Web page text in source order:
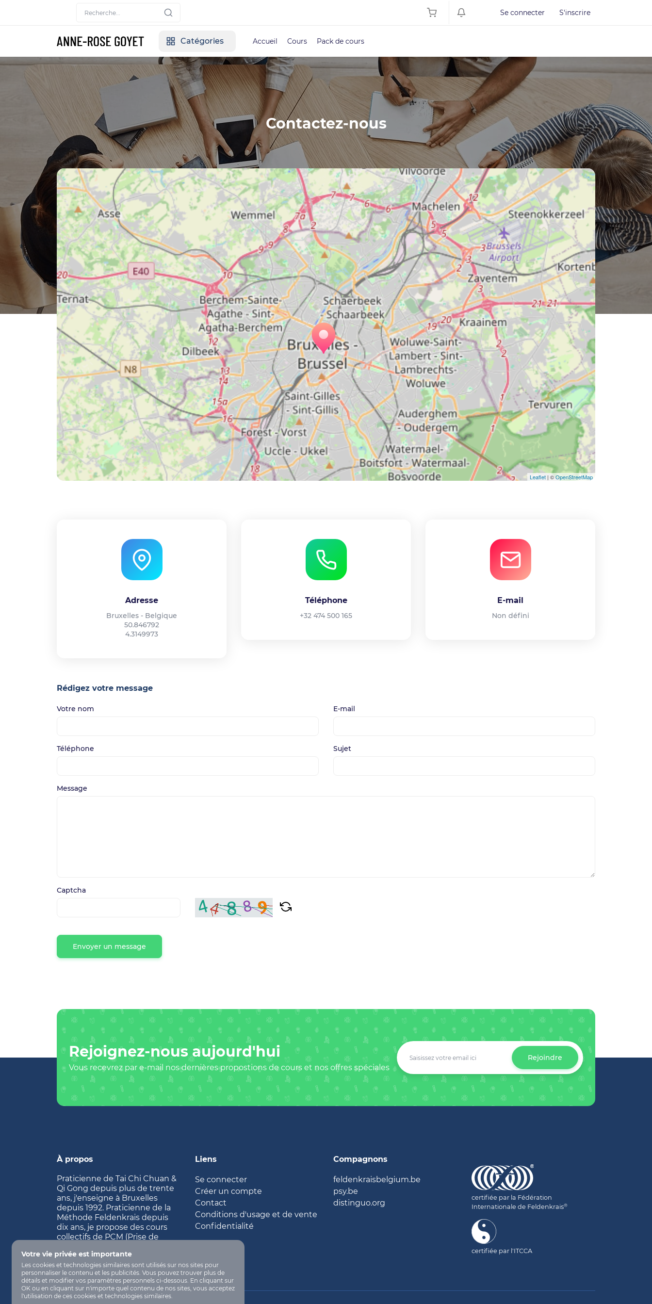
Se connecter S'inscrire
Catégories Accueil Cours Pack de cours
Contactez-nous
Leaflet | ©OpenStreetMap
Adresse
Bruxelles - Belgique
50.846792
4.3149973
Téléphone
+32 474 500 165
E-mail
Non défini
Rédigez votre message
Votre nom E-mail
Téléphone Sujet
Message
Captcha
Envoyer un message
Rejoignez-nous aujourd'hui
Vous recevrez par e-mail nos dernières propostions de cours et nos offres spéciales
Rejoindre
À propos
Praticienne de Tai Chi Chuan &
Qi Gong depuis plus de trente
ans, j'enseigne à Bruxelles
depuis 1992. Praticienne de la
Méthode Feldenkrais depuis
dix ans, je propose des cours
collectifs de PCM (Prise de
et leçons individuelles d'IF
(Intégration Fonctionnelle).
Liens
Se connecter
Créer un compte
Contact
Conditions d'usage et de vente
Confidentialité
Compagnons
feldenkraisbelgium.be
psy.be
distinguo.org
certifiée par la Fédération
Internationale de Feldenkrais®
certifiée par l'ITCCA
Votre vie privée est importante
Les cookies et technologies similaires sont utilisés sur nos sites pour
personnaliser le contenu et les publicités. Vous pouvez trouver plus de
détails et modifier vos paramètres personnels ci-dessous. En cliquant sur
OK ou en cliquant sur n'importe quel contenu de nos sites, vous acceptez
l'utilisation de ces cookies et technologies similaires.